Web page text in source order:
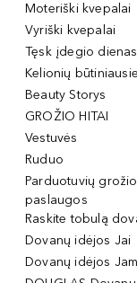
Moteriški kvepalai
Vyriški kvepalai
Tęsk įdegio dienas
Kelionių
Beauty Storys
GROŽIO HITAI
Vestuvės
Ruduo
Parduotuvių grožio
paslaugos
Raskite tobulą
Dovanų idėjos Jai
Dovanų idėjos Jam